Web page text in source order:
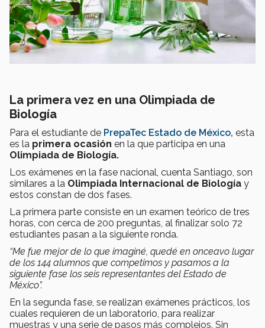
La primera vez en una Olimpiada de
Biología
Para el estudiante de PrepaTec Estado de México, esta
es la primera ocasión en la que participa en una
Olimpiada de Biología.
Los exámenes en la fase nacional, cuenta Santiago, son
similares a la Olimpiada Internacional de Biología y
estos constan de dos fases.
La primera parte consiste en un examen teórico de tres
horas, con cerca de 200 preguntas, al finalizar solo 72
estudiantes pasan a la siguiente ronda.
“Me fue mejor de lo que imaginé, quedé en onceavo lugar
de los 144 alumnos que competimos y pasamos a la
siguiente fase los seis representantes del Estado de
México”.
En la segunda fase, se realizan exámenes prácticos, los
cuales requieren de un laboratorio, para realizar
muestras y una serie de pasos más complejos. Sin